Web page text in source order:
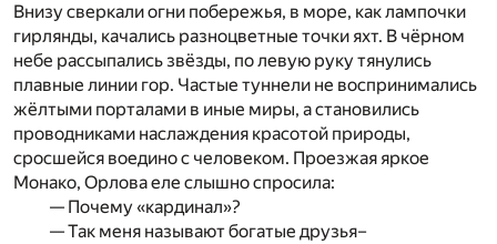
Внизу сверкали огни побережья, в море, как лампочки
гирлянды, качались разноцветные точки яхт. В чёрном
небе рассыпались звёзды, по левую руку тянулись
плавные линии гор. Частые туннели не воспринимались
жёлтыми порталами в иные миры, а становились
проводниками наслаждения красотой природы,
сросшейся воедино с человеком. Проезжая яркое
Монако, Орлова еле слышно спросила:
— Почему «кардинал»?
— Так меня называют богатые друзья–